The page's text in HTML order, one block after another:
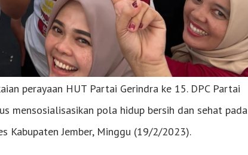
perayaan HUT Partai Gerindra ke 15. DPC Partai
mensosialisasikan pola hidup bersih dan sehat pada
Kabupaten Jember, Minggu (19/2/2023).